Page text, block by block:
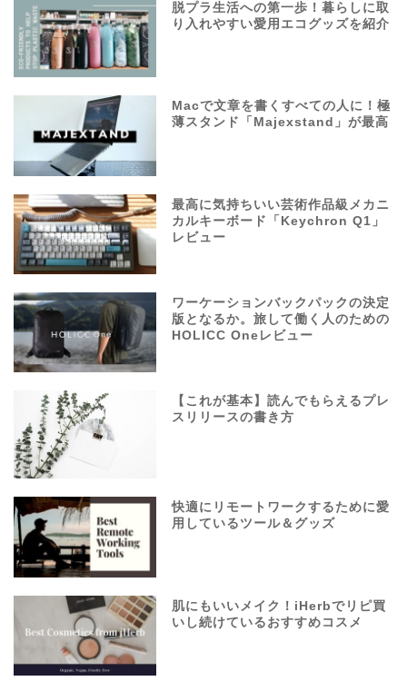
脱プラ生活への第一歩！暮らしに取
り入れやすい愛用エコグッズを紹介
Macで文章を書くすべての人に！極
薄スタンド「Majexstand」が最高
最高に気持ちいい芸術作品級メカニ
カルキーボード「Keychron Q1」
レビュー
ワーケーションバックパックの決定
版となるか。旅して働く人のための
HOLICC Oneレビュー
【これが基本】読んでもらえるプレ
スリリースの書き方
快適にリモートワークするために愛
用しているツール＆グッズ
肌にもいいメイク！iHerbでリピ買
いし続けているおすすめコスメ